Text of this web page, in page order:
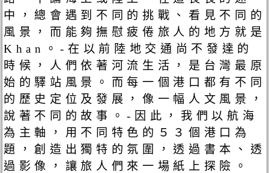
中，總會遇到不同的挑戰、看見不同的
風景，而能夠撫慰疲倦旅人的地方就是
Khan。-在以前陸地交通尚不發達的
時候，人們依著河流生活，是台灣最原
始的驛站風景。而每一個港口都有不同
的歷史定位及發展，像一幅人文風景，
說著不同的故事。-因此，我們以航海
為主軸，用不同特色的５３個港口為
題，創造出獨特的氛圍，透過書本、透
過影像，讓旅人們來一場紙上探險。